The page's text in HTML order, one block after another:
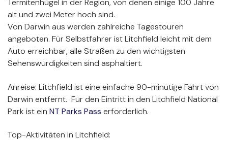
Termitenhügel in der Region, von denen einige 100 Jahre
alt und zwei Meter hoch sind.
Von Darwin aus werden zahlreiche Tagestouren
angeboten. Für Selbstfahrer ist Litchfield leicht mit dem
Auto erreichbar, alle Straßen zu den wichtigsten
Sehenswürdigkeiten sind asphaltiert.
Anreise: Litchfield ist eine einfache 90-minütige Fahrt von
Darwin entfernt. Für den Eintritt in den Litchfield National
Park ist ein NT Parks Pass erforderlich.
Top-Aktivitäten in Litchfield: